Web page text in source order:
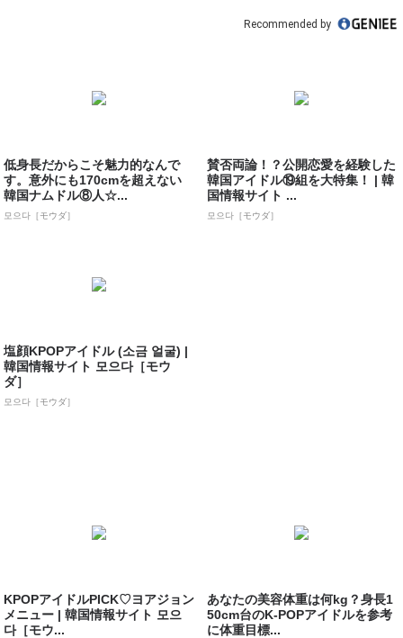
Recommended by
低身長だからこそ魅力的なんで
す。意外にも170cmを超えない
韓国ナムドル⑧人☆...
모으다［モウダ］
賛否両論！？公開恋愛を経験した
韓国アイドル⑲組を大特集！ | 韓
国情報サイト ...
모으다［モウダ］
塩顔KPOPアイドル (소금 얼굴) |
韓国情報サイト 모으다［モウ
ダ］
모으다［モウダ］
KPOPアイドルPICK♡ヨアジョン
メニュー | 韓国情報サイト 모으
다［モウ...
あなたの美容体重は何kg？身長1
50cm台のK-POPアイドルを参考
に体重目標...